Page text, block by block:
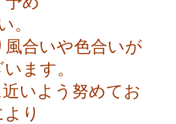
。
風合いや色合いが
ます。
近いよう努めてお
り